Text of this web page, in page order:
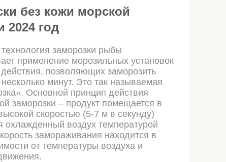
без кожи морской
2024 год
заморозки рыбы
применение морозильных установок
действия, позволяющих заморозить
минут. Это так называемая
Основной принцип действия
заморозки – продукт помещается в
скоростью (5-7 м в секунду)
охлажденный воздух температурой
замораживания находится в
от температуры воздуха и